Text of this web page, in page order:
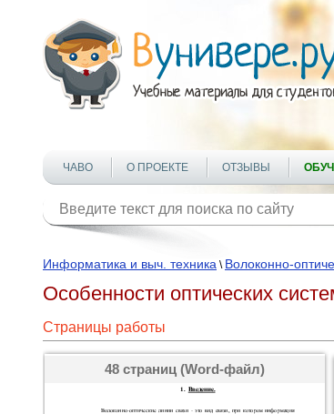
ЧАВО О ПРОЕКТЕ ОТЗЫВЫ
Информатика и выч. техника \ Волоконно-
Особенности оптических
Страницы работы
48 страниц (Word-файл)